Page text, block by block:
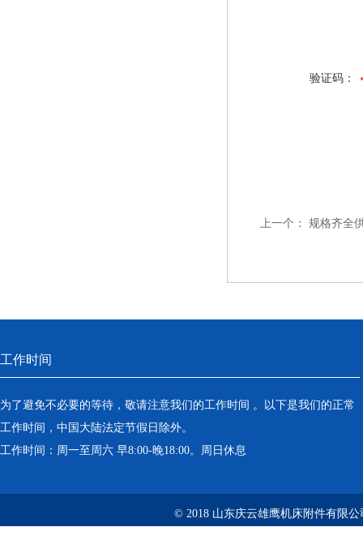
验证码：
上一个： 规格齐全
工作时间
为了避免不必要的等待，敬请注意我们的工作时间 。以下是我们的正常
工作时间，中国大陆法定节假日除外。
工作时间：周一至周六 早8:00-晚18:00。周日休息
© 2018 山东庆云雄鹰机床附件有限